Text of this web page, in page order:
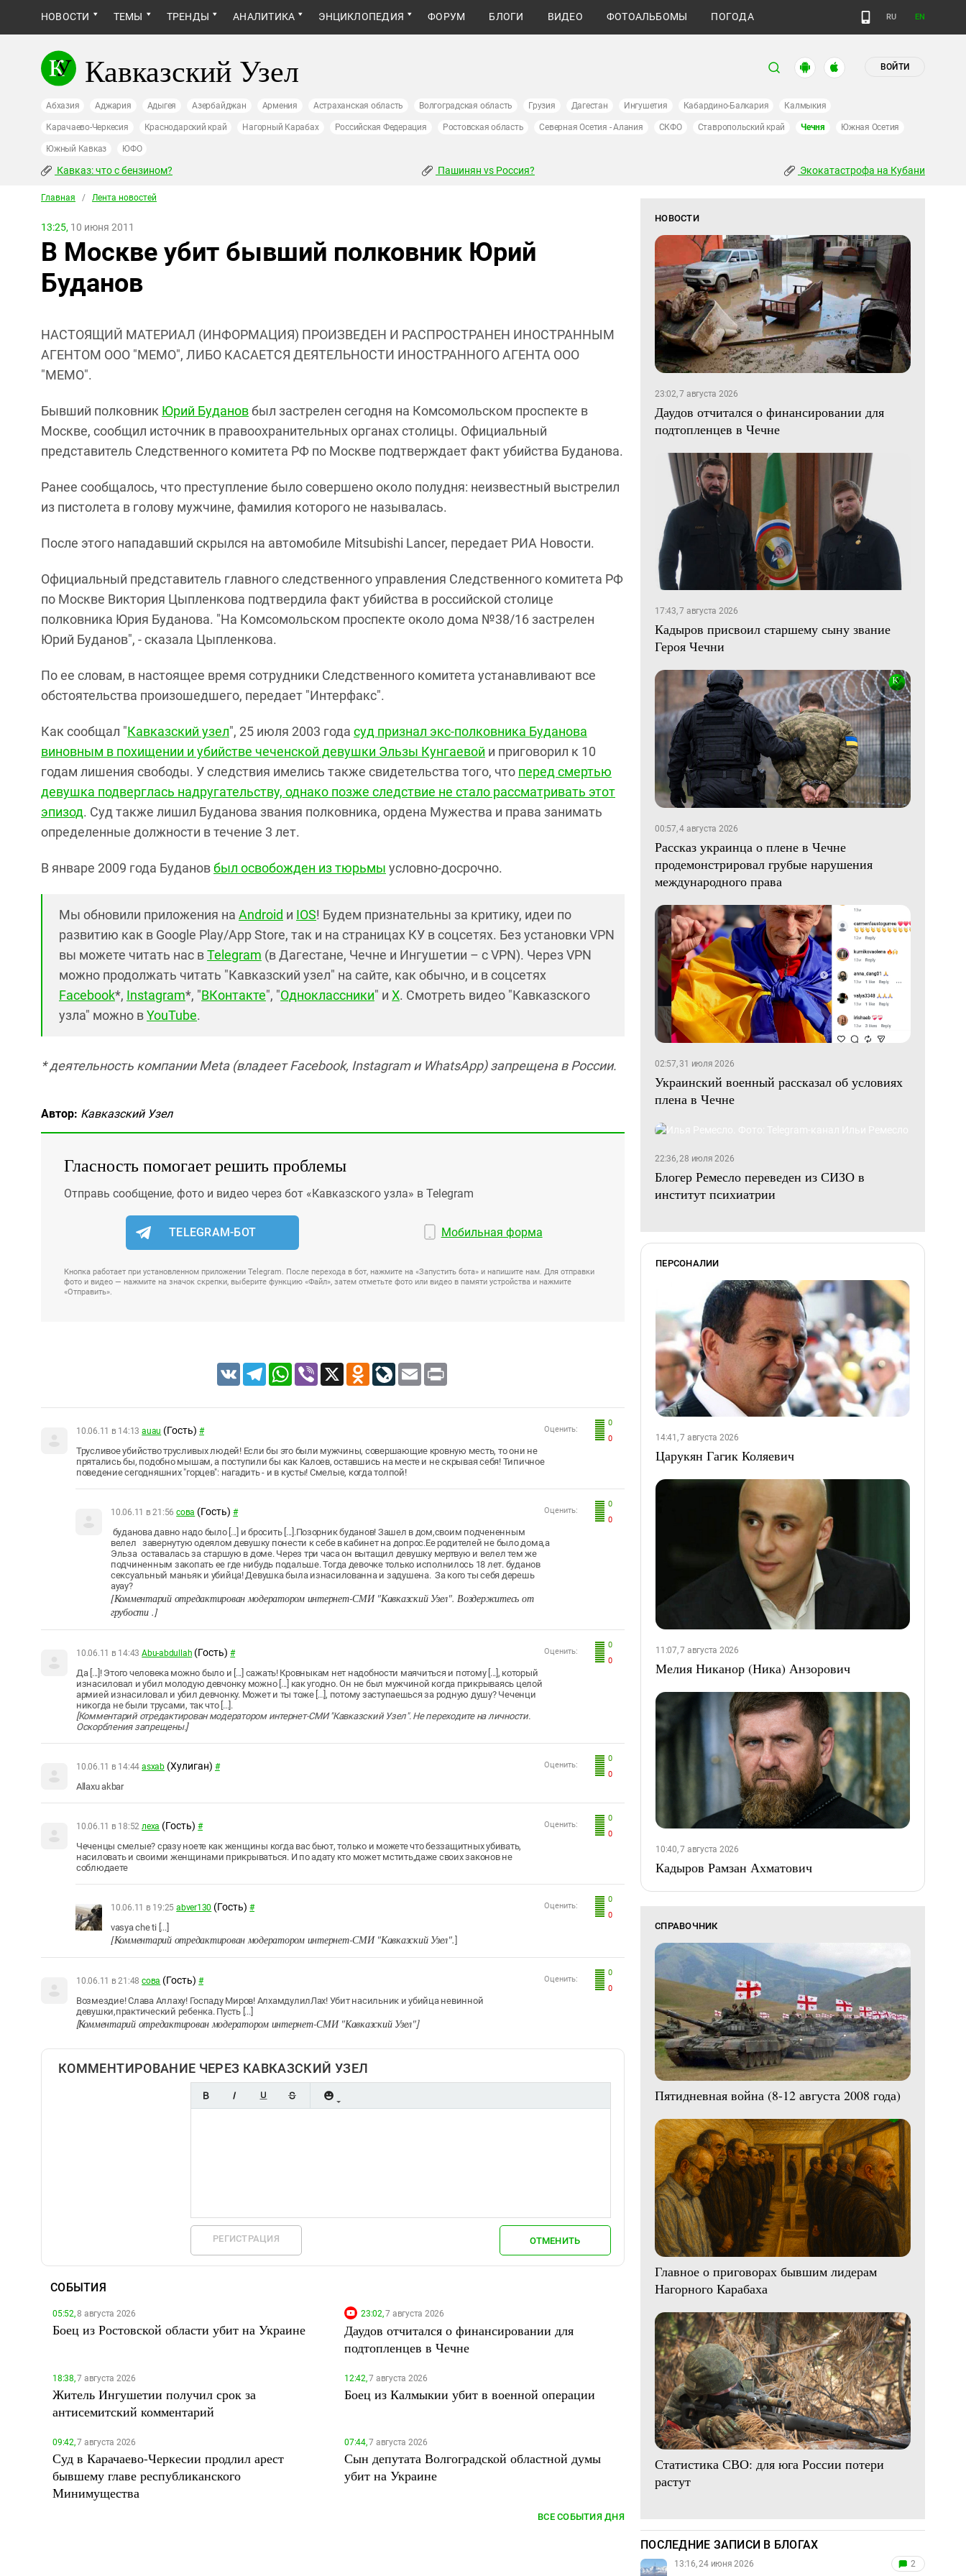
НОВОСТИ ТЕМЫ ТРЕНДЫ АНАЛИТИКА ЭНЦИКЛОПЕДИЯ ФОРУМ БЛОГИ ВИДЕО ФОТОАЛЬБОМЫ ПОГОДА RU EN
Кавказский Узел ВОЙТИ
Абхазия Аджария Адыгея Азербайджан Армения Астраханская область Волгоградская область Грузия Дагестан Ингушетия Кабардино-Балкария Калмыкия
Карачаево-Черкесия Краснодарский край Нагорный Карабах Российская Федерация Ростовская область Северная Осетия - Алания СКФО Ставропольский край Чечня Южная Осетия
Южный Кавказ ЮФО
Кавказ: что с бензином? Пашинян vs Россия? Экокатастрофа на Кубани
Главная / Лента новостей
13:25, 10 июня 2011
В Москве убит бывший полковник Юрий
Буданов
НАСТОЯЩИЙ МАТЕРИАЛ (ИНФОРМАЦИЯ) ПРОИЗВЕДЕН И РАСПРОСТРАНЕН ИНОСТРАННЫМ
АГЕНТОМ ООО "МЕМО", ЛИБО КАСАЕТСЯ ДЕЯТЕЛЬНОСТИ ИНОСТРАННОГО АГЕНТА ООО
"МЕМО".
Бывший полковник Юрий Будановбыл застрелен сегодня на Комсомольском проспекте в
Москве, сообщил источник в правоохранительных органах столицы. Официальный
представитель Следственного комитета РФ по Москве подтверждает факт убийства Буданова.
Ранее сообщалось, что преступление было совершено около полудня: неизвестный выстрелил
из пистолета в голову мужчине, фамилия которого не называлась.
После этого нападавший скрылся на автомобиле Mitsubishi Lancer, передает РИА Новости.
Официальный представитель главного следственного управления Следственного комитета РФ
по Москве Виктория Цыпленкова подтвердила факт убийства в российской столице
полковника Юрия Буданова. "На Комсомольском проспекте около дома №38/16 застрелен
Юрий Буданов", - сказала Цыпленкова.
По ее словам, в настоящее время сотрудники Следственного комитета устанавливают все
обстоятельства произошедшего, передает "Интерфакс".
Как сообщал "Кавказский узел", 25 июля 2003 года суд признал экс-полковника Буданова
виновным в похищении и убийстве чеченской девушки Эльзы Кунгаевой и приговорил к 10
годам лишения свободы. У следствия имелись также свидетельства того, что перед смертью
девушка подверглась надругательству, однако позже следствие не стало рассматривать этот
эпизод. Суд также лишил Буданова звания полковника, ордена Мужества и права занимать
определенные должности в течение 3 лет.
В январе 2009 года Будановбыл освобожден из тюрьмы условно-досрочно.
Мы обновили приложения на Android и IOS! Будем признательны за критику, идеи по
развитию как в Google Play/App Store, так и на страницах КУ в соцсетях. Без установки VPN
вы можете читать нас вTelegram (в Дагестане, Чечне и Ингушетии – с VPN). Через VPN
можно продолжать читать "Кавказский узел" на сайте, как обычно, и в соцсетях
Facebook*, Instagram*, "ВКонтакте", "Одноклассники" и X. Смотреть видео "Кавказского
узла" можно вYouTube.
* деятельность компании Meta (владеет Facebook, Instagram и WhatsApp) запрещена в России.
Автор: Кавказский Узел
Гласность помогает решить проблемы
Отправь сообщение, фото и видео через бот «Кавказского узла» в Telegram
TELEGRAM-БОТ Мобильная форма
Кнопка работает при установленном приложении Telegram. После перехода в бот, нажмите на «Запустить бота» и напишите нам. Для отправки
фото и видео — нажмите на значок скрепки, выберите функцию «Файл», затем отметьте фото или видео в памяти устройства и нажмите
«Отправить».
VK TelegramWhatsApp
Viber X Odnoklassniki
LiveJournal
Email
0
0
Оценить:
10.06.11 в 14:13 auau (Гость) #
Трусливое убийство трусливых людей! Если бы это были мужчины, совершающие кровную месть, то они не
прятались бы, подобно мышам, а поступили бы как Калоев, оставшись на месте и не скрывая себя! Типичное
поведение сегодняшних "горцев": нагадить - и в кусты! Смелые, когда толпой!
0
0
Оценить:
10.06.11 в 21:56 сова (Гость) #
буданова давно надо было [...] и бросить [...].Позорник буданов! Зашел в дом,своим подчененным
велел завернутую одеялом девушку понести к себе в кабинет на допрос.Ее родителей не было дома,а
Эльза оставалась за старшую в доме. Через три часа он вытащил девушку мертвую и велел тем же
подчиненным закопать ее где нибудь подальше. Тогда девочке только исполнилось 18 лет. буданов
сексуальный маньяк и убийца! Девушка была изнасилованна и задушена. За кого ты себя дерешь
ауау?
[Комментарий отредактирован модератором интернет-СМИ "Кавказский Узел". Воздержитесь от
грубости .]
0
0
Оценить:
10.06.11 в 14:43 Abu-abdullah (Гость) #
Да [...]! Этого человека можно было и [...] сажать! Кровныкам нет надобности маячиться и потому [...], который
изнасиловал и убил молодую девчонку можно [...] как угодно. Он не был мужчиной когда прикрываясь целой
армией изнасиловал и убил девчонку. Может и ты тоже [...], потому заступаешься за родную душу? Чеченци
никогда не были трусами, так что [...].
[Комментарий отредактирован модератором интернет-СМИ "Кавказский Узел". Не переходите на личности.
Оскорбления запрещены.]
0
0
Оценить:
10.06.11 в 14:44 asxab (Хулиган) #
Allaxu akbar
0
0
Оценить:
10.06.11 в 18:52 леха (Гость) #
Чеченцы смелые? сразу ноете как женщины когда вас бьют, только и можете что беззащитных убивать,
насиловать и своими женщинами прикрываться. И по адату кто может мстить,даже своих законов не
соблюдаете
0
0
Оценить:
10.06.11 в 19:25 abver130 (Гость) #
vasya che ti [...]
[Комментарий отредактирован модератором интернет-СМИ "Кавказский Узел".
0
0
Оценить:
10.06.11 в 21:48 сова (Гость) #
Возмездие! Слава Аллаху! Госпаду Миров! АлхамдулилЛах! Убит насильник и убийца невинной
девушки,практический ребенка. Пусть [...]
[Комментарий отредактирован модератором интернет-СМИ "Кавказский Узел"]
КОММЕНТИРОВАНИЕ ЧЕРЕЗ КАВКАЗСКИЙ УЗЕЛ
РЕГИСТРАЦИЯ ОТМЕНИТЬ
СОБЫТИЯ
05:52,8 августа 2026
Боец из Ростовской области убит на Украине
23:02,7 августа 2026
Даудов отчитался о финансировании для
подтопленцев в Чечне
18:38,7 августа 2026
Житель Ингушетии получил срок за
антисемитский комментарий
12:42,7 августа 2026
Боец из Калмыкии убит в военной операции
09:42,7 августа 2026
Суд в Карачаево-Черкесии продлил арест
бывшему главе республиканского
Минимущества
07:44,7 августа 2026
Сын депутата Волгоградской областной думы
убит на Украине
ВСЕ СОБЫТИЯ ДНЯ
НОВОСТИ
23:02, 7 августа 2026
Даудов отчитался о финансировании для
подтопленцев в Чечне
17:43, 7 августа 2026
Кадыров присвоил старшему сыну звание
Героя Чечни
00:57, 4 августа 2026
Рассказ украинца о плене в Чечне
продемонстрировал грубые нарушения
международного права
02:57, 31 июля 2026
Украинский военный рассказал об условиях
плена в Чечне
22:36, 28 июля 2026
Блогер Ремесло переведен из СИЗО в
институт психиатрии
ПЕРСОНАЛИИ
14:41, 7 августа 2026
Царукян Гагик Коляевич
11:07, 7 августа 2026
Мелия Никанор (Ника) Анзорович
10:40, 7 августа 2026
Кадыров Рамзан Ахматович
СПРАВОЧНИК
Пятидневная война (8-12 августа 2008 года)
Главное о приговорах бывшим лидерам
Нагорного Карабаха
Статистика СВО: для юга России потери
растут
ПОСЛЕДНИЕ ЗАПИСИ В БЛОГАХ
13:16, 24 июня 2026 2